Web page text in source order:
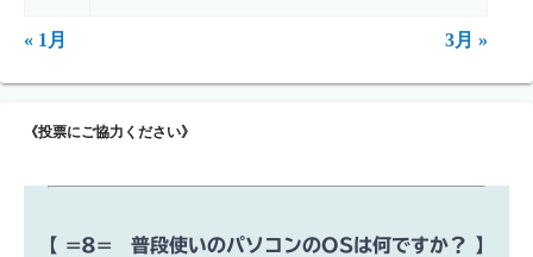
« 1月 3月 »
《投票にご協力ください》
【 =8= 普段使いのパソコンのOSは何ですか？ 】